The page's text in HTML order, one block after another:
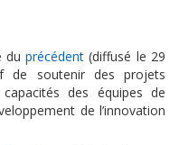
duprécédent (diffusé le 29
de soutenir des projets
des équipes de
de l’innovation